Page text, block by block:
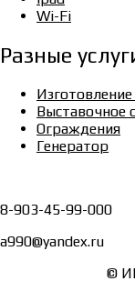
Wi-Fi
Разные
Выставочное
Ограждения
Генератор
8-903-45-99-000
a990@yandex.ru
©